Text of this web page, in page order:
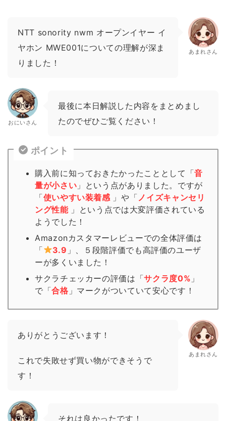
NTT sonority nwm オープンイヤー イ
ヤホン MWE001についての理解が深ま
りました！
あまれさん
おにいさん
最後に本日解説した内容をまとめまし
たのでぜひご覧ください！
ポイント
購入前に知っておきたかったこととして「音
量が小さい 」という点がありました。ですが
「使いやすい装着感 」や「 ノイズキャンセリ
ング性能 」という点では大変評価されている
ようでした！
Amazonカスタマーレビューでの全体評価は
「
3.9 」、５段階評価でも高評価のユーザ
ーが多くいました！
サクラチェッカーの評価は「サクラ度0% 」
で「合格 」 マーク がついていて安心です！
ありがとうございます！
これで失敗せず買い物ができそうで
す！
あまれさん
それは良かったです！